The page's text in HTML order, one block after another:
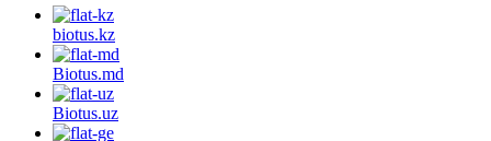
biotus.kz
Biotus.md
Biotus.uz